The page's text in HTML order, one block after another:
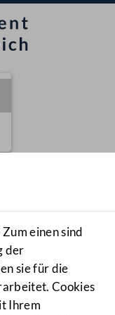
einen sind
der
sie für die
Cookies
Ihrem